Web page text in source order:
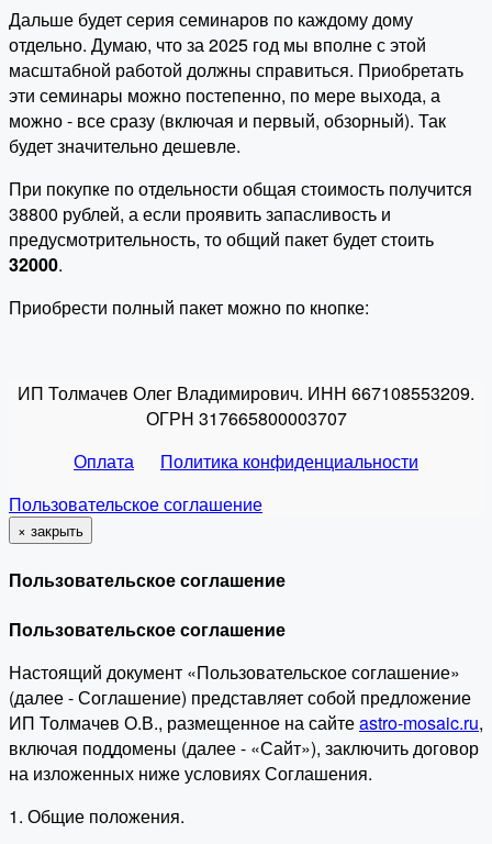
Дальше будет серия семинаров по каждому дому
отдельно. Думаю, что за 2025 год мы вполне с этой
масштабной работой должны справиться. Приобретать
эти семинары можно постепенно, по мере выхода, а
можно - все сразу (включая и первый, обзорный). Так
будет значительно дешевле.
При покупке по отдельности общая стоимость получится
38800 рублей, а если проявить запасливость и
предусмотрительность, то общий пакет будет стоить
32000.
Приобрести полный пакет можно по кнопке:
ИП Толмачев Олег Владимирович. ИНН 667108553209.
ОГРН 317665800003707
Оплата
Политика конфиденциальности
Пользовательское соглашение
× закрыть
Пользовательское соглашение
Пользовательское соглашение
Настоящий документ «Пользовательское соглашение»
(далее - Соглашение) представляет собой предложение
ИП Толмачев О.В., размещенное на сайтеastro-mosaic.ru,
включая поддомены (далее - «Сайт»), заключить договор
на изложенных ниже условиях Соглашения.
1. Общие положения.